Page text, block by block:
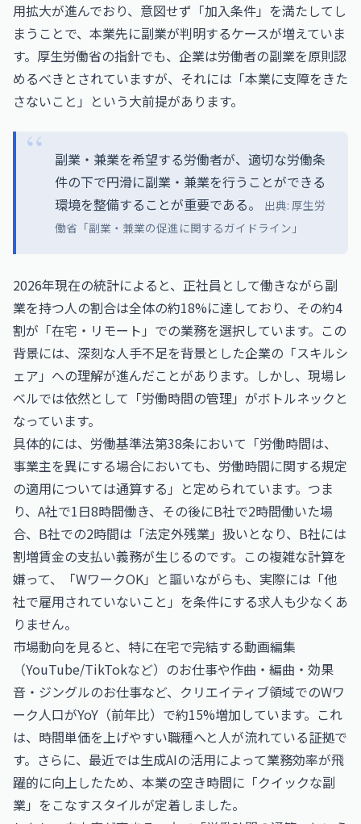
用拡大が進んでおり、意図せず「加入条件」を満たしてし
まうことで、本業先に副業が判明するケースが増えていま
す。厚生労働省の指針でも、企業は労働者の副業を原則認
めるべきとされていますが、それには「本業に支障をきた
さないこと」という大前提があります。
副業・兼業を希望する労働者が、適切な労働条
件の下で円滑に副業・兼業を行うことができる
環境を整備することが重要である。
出典: 厚生労
働省「副業・兼業の促進に関するガイドライン」
2026年現在の統計によると、正社員として働きながら副
業を持つ人の割合は全体の約18%に達しており、その約4
割が「在宅・リモート」での業務を選択しています。この
背景には、深刻な人手不足を背景とした企業の「スキルシ
ェア」への理解が進んだことがあります。しかし、現場レ
ベルでは依然として「労働時間の管理」がボトルネックと
なっています。
具体的には、労働基準法第38条において「労働時間は、
事業主を異にする場合においても、労働時間に関する規定
の適用については通算する」と定められています。つま
り、A社で1日8時間働き、その後にB社で2時間働いた場
合、B社での2時間は「法定外残業」扱いとなり、B社には
割増賃金の支払い義務が生じるのです。この複雑な計算を
嫌って、「WワークOK」と謳いながらも、実際には「他
社で雇用されていないこと」を条件にする求人も少なくあ
りません。
市場動向を見ると、特に在宅で完結する動画編集
（YouTube/TikTokなど）のお仕事や作曲・編曲・効果
音・ジングルのお仕事など、クリエイティブ領域でのWワ
ーク人口がYoY（前年比）で約15%増加しています。これ
は、時間単価を上げやすい職種へと人が流れている証拠で
す。さらに、最近では生成AIの活用によって業務効率が飛
躍的に向上したため、本業の空き時間に「クイックな副
業」をこなすスタイルが定着しました。